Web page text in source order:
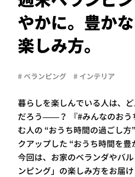
やかに。豊か
楽しみ方。
# ベランピング # インテリア
暮らしを楽しんでいる人は、
だろう——？ 『#みんなのおう
む人の “おうち時間の過ごし方
クアップした “おうち時間を豊
今回は、お家のベランダやバ
ンピング」の楽しみ方をお届け